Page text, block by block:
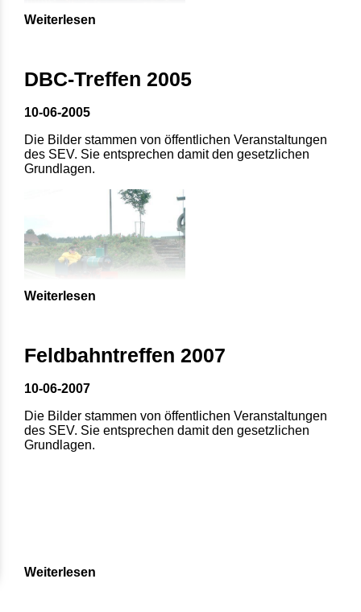
Weiterlesen
DBC-Treffen 2005
10-06-2005
Die Bilder stammen von öffentlichen Veranstaltungen
des SEV. Sie entsprechen damit den gesetzlichen
Grundlagen.
Weiterlesen
Feldbahntreffen 2007
10-06-2007
Die Bilder stammen von öffentlichen Veranstaltungen
des SEV. Sie entsprechen damit den gesetzlichen
Grundlagen.
Weiterlesen